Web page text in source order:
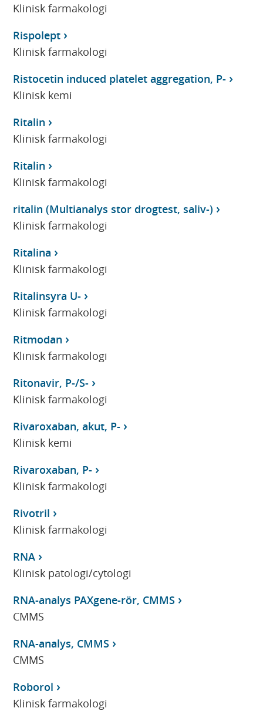
Klinisk farmakologi
Rispolept
Klinisk farmakologi
Ristocetin induced platelet aggregation, P-
Klinisk kemi
Ritalin
Klinisk farmakologi
Ritalin
Klinisk farmakologi
ritalin (Multianalys stor drogtest, saliv-)
Klinisk farmakologi
Ritalina
Klinisk farmakologi
Ritalinsyra U-
Klinisk farmakologi
Ritmodan
Klinisk farmakologi
Ritonavir, P-/S-
Klinisk farmakologi
Rivaroxaban, akut, P-
Klinisk kemi
Rivaroxaban, P-
Klinisk farmakologi
Rivotril
Klinisk farmakologi
RNA
Klinisk patologi/cytologi
RNA-analys PAXgene-rör, CMMS
CMMS
RNA-analys, CMMS
CMMS
Roborol
Klinisk farmakologi